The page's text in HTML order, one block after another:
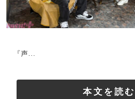
『声...
本文を読む